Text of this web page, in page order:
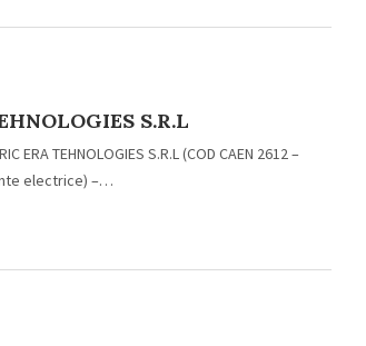
S.R.L
ERA TEHNOLOGIES S.R.L (COD CAEN 2612 –
electrice) –…